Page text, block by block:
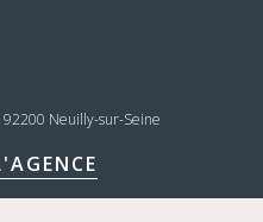
Neuilly-sur-Seine